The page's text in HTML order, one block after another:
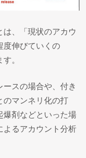
は、「現状のアカウ
度伸びていくの
。
ースの場合や、付き
のマンネリ化の打
爆剤などといった場
よるアカウント分析